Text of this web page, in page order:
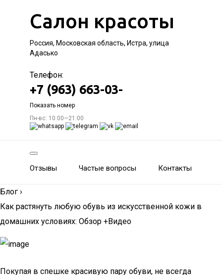
Салон красоты
Россия, Московская область, Истра, улица
Адасько
Телефон:
+7 (963) 663-03-
Показать номер
Пн-вс: 10:00—21:00
Отзывы Частые вопросы Контакты
Блог ›
Как растянуть любую обувь из искусственной кожи в
домашних условиях: Обзор +Видео
Покупая в спешке красивую пару обуви, не всегда